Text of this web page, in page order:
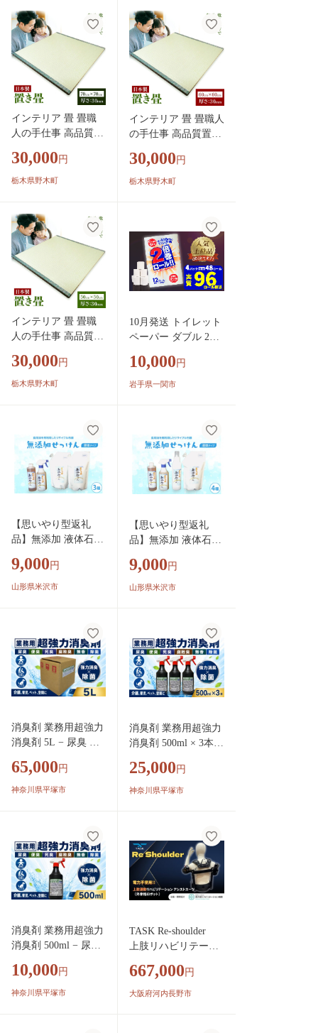
道 倶知安町 日用品
インテリア 畳 畳職
人の手仕事 高品質置
大高畳店《30日以内
に出荷予定(土日祝除
30,000 円
栃木県野木町
インテリア 畳 畳職人
の手仕事 高品質置き
高畳店《30日以内に
出荷予定(土日祝除
30,000 円
栃木県野木町
インテリア 畳 畳職
人の手仕事 高品質置
大高畳店《30日以内
に出荷予定(土日祝除
30,000 円
栃木県野木町
10月発送 トイレット
ペーパー ダブル 2倍
(12R×4パック) 【選
べる配送月】 まとめ
紙 人気 おすすめ ラ
ンキング 送料無料 岩
手県 一関市 といれっ
とぺーぱー だぶる
10,000 円
岩手県一関市
【思いやり型返礼
品】無添加 液体石け
石鹸 せっけん 無添
加せっけん 自然派
ト 台所洗剤 洗濯洗
剤 食器洗剤 衣類洗
剤 キッチン用洗剤
無添加洗剤 手作り
リサイクル 山形県
9,000 円
山形県米沢市
【思いやり型返礼
品】無添加 液体石け
石鹸 せっけん 無添加
せっけん 自然派 敏感
洗剤 洗濯洗剤 食器洗
剤 衣類洗剤 キッチン
用洗剤 無添加洗剤 手
作り リサイクル 山形
県 米沢市
9,000 円
山形県米沢市
消臭剤 業務用超強力
消臭剤 5L − 尿臭 便
除菌 − プロ仕様 強力
消臭 消臭剤 業務用
菌 掃除 詰め替え 詰
替え用 クリーニング
ペット たばこ 消臭
消臭剤 無臭 ユーク
リッドオンラインシ
65,000 円
神奈川県平塚市
消臭剤 業務用超強力
消臭剤 500ml × 3本 −
臭 無香 除菌 − プロ
仕様 強力消臭 消臭剤
香 除菌 掃除 クリー
ニング ペット たばこ
消臭 消臭剤 無臭 ユ
ークリッドオンライ
ンシステムズ株式会
25,000 円
神奈川県平塚市
消臭剤 業務用超強力
消臭剤 500ml − 尿臭
香 除菌 − プロ仕様
強力消臭 消臭剤 業
10,000 円
神奈川県平塚市
TASK Re-shoulder
上肢リハビリテーシ
ット アシストスー
ツ 上肢トレーニン
667,000 円
大阪府河内長野市